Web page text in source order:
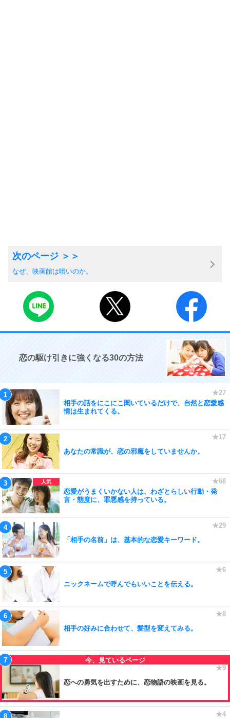
なぜ、映画館は暗いのか。
恋の駆け引きに強くなる30の方法
相手の話をにこにこ聞いているだけで、自然と恋愛感
情は生まれてくる。
あなたの常識が、恋の邪魔をしていませんか。
恋愛がうまくいかない人は、わざとらしい行動・発
言・態度に、罪悪感を持っている。
「相手の名前」は、基本的な恋愛キーワード。
ニックネームで呼んでもいいことを伝える。
相手の好みに合わせて、髪型を変えてみる。
恋への勇気を出すために、恋物語の映画を見る。